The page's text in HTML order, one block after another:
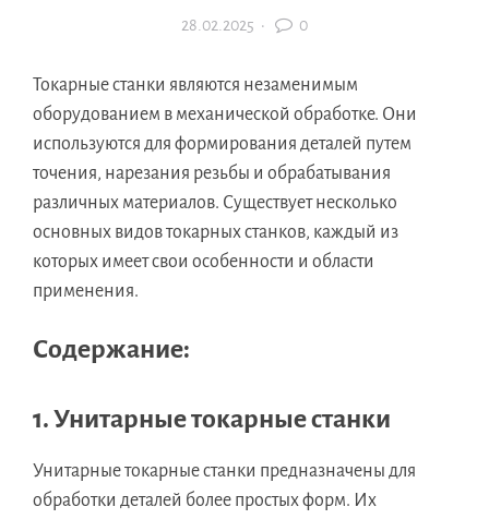
28.02.2025 · 0
Токарные станки являются незаменимым
оборудованием в механической обработке. Они
используются для формирования деталей путем
точения, нарезания резьбы и обрабатывания
различных материалов. Существует несколько
основных видов токарных станков, каждый из
которых имеет свои особенности и области
применения.
Содержание:
1. Унитарные токарные станки
Унитарные токарные станки предназначены для
обработки деталей более простых форм. Их